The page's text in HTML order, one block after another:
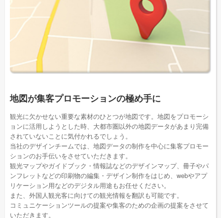
地図が集客プロモーションの極め手に
観光に欠かせない重要な素材のひとつが地図です。地図をプロモーシ
ョンに活用しようとした時、大都市圏以外の地図データがあまり完備
されていないことに気付かれるでしょう。
当社のデザインチームでは、地図データの制作を中心に集客プロモー
ションのお手伝いをさせていただきます。
観光マップやガイドブック・情報誌などのデザインマップ、冊子やパ
ンフレットなどの印刷物の編集・デザイン制作をはじめ、webやアプ
リケーション用などのデジタル用途もお任せください。
また、外国人観光客に向けての観光情報を翻訳も可能です。
コミュニケーションツールの提案や集客のための企画の提案をさせて
いただきます。